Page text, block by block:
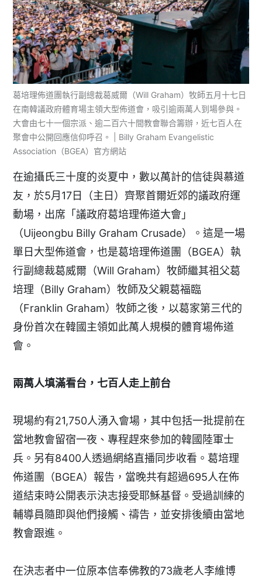
葛培理佈道團執行副總裁葛威爾（Will Graham）牧師五月十七日
在南韓議政府體育場主領大型佈道會，吸引逾兩萬人到場參與。
大會由七十一個宗派、逾二百六十間教會聯合籌辦，近七百人在
聚會中公開回應信仰呼召。 | Billy Graham Evangelistic
Association（BGEA）官方網站
在逾攝氏三十度的炎夏中，數以萬計的信徒與慕道
友，於5月17日（主日）齊聚首爾近郊的議政府運
動場，出席「議政府葛培理佈道大會」
（Uijeongbu Billy Graham Crusade）。這是一場
單日大型佈道會，也是葛培理佈道團（BGEA）執
行副總裁葛威爾（Will Graham）牧師繼其祖父葛
培理（Billy Graham）牧師及父親葛福臨
（Franklin Graham）牧師之後，以葛家第三代的
身份首次在韓國主領如此萬人規模的體育場佈道
會。
兩萬人填滿看台，七百人走上前台
現場約有21,750人湧入會場，其中包括一批提前在
當地教會留宿一夜、專程趕來參加的韓國陸軍士
兵。另有8400人透過網絡直播同步收看。葛培理
佈道團（BGEA）報告，當晚共有超過695人在佈
道結束時公開表示決志接受耶穌基督。受過訓練的
輔導員隨即與他們接觸、禱告，並安排後續由當地
教會跟進。
在決志者中一位原本信奉佛教的73歲老人李維博